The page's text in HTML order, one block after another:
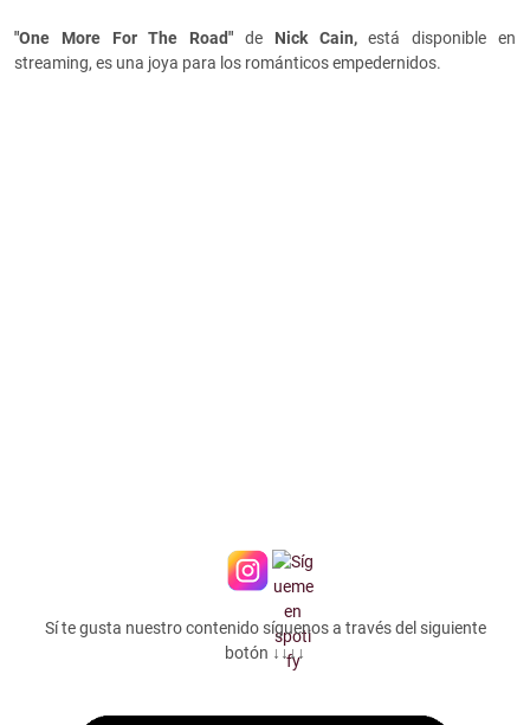
"One More For The Road" de Nick Cain,está
disponible en
streaming, es una joya para los románticos empedernidos.
Sí te gusta nuestro contenido síguenos a través del siguiente
botón ↓↓↓↓